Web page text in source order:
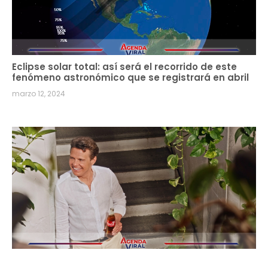
Eclipse solar total: así será el recorrido de este
fenómeno astronómico que se registrará en abril
marzo 12, 2024